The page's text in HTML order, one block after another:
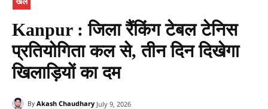
Kanpur : जिला रैंकिंग टेबल टेनिस
प्रतियोगिता कल से, तीन दिन दिखेगा
खिलाड़ियों का दम
By Akash Chaudhary July 9, 2026